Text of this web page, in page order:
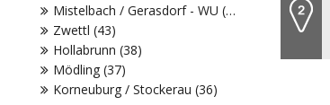
Mistelbach / Gerasdorf - WU (43)
Zwettl (43)
Hollabrunn (38)
Mödling (37)
Korneuburg / Stockerau (36)